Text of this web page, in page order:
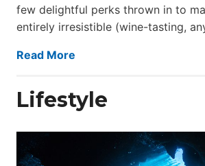
few delightful perks thrown in to
entirely irresistible (wine-tasting,
Read More
Lifestyle